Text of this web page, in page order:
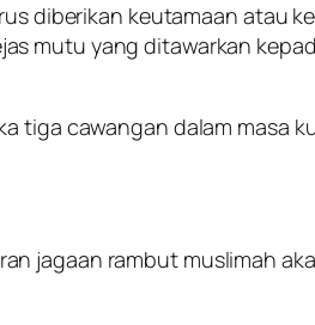
diberikan keutamaan atau
mutu yang ditawarkan
tiga cawangan dalam masa
jagaan rambut muslimah